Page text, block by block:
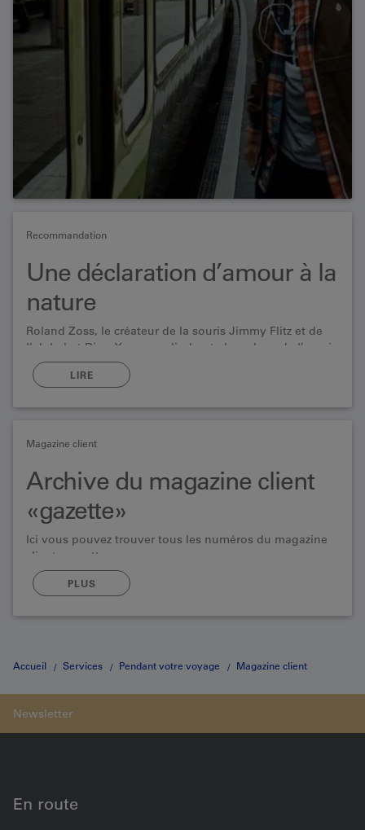
Recommandation
Une déclaration d’amour à la
nature
Roland Zoss, le créateur de la souris Jimmy Flitz et de
l’alphabet Dino Xenegugeli, chante les arbres de l’acacia
au tilleul.
LIRE
Magazine client
Archive du magazine client
«gazette»
Ici vous pouvez trouver tous les numéros du magazine
client «gazette»
PLUS
Accueil Services Pendant votre voyage Magazine client
En route